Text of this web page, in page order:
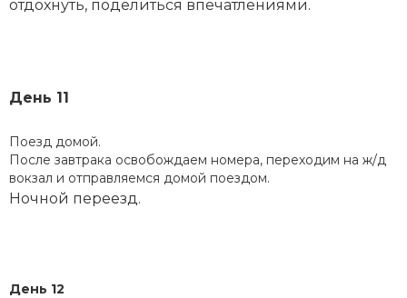
отдохнуть, поделиться впечатлениями.
День 11
Поезд домой.
После завтрака освобождаем номера, переходим на ж/д
вокзал и отправляемся домой поездом.
Ночной переезд.
День 12